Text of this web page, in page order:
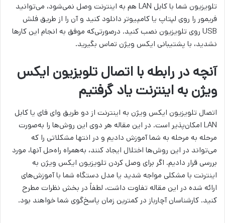
تلویزیون شما با کابل LAN هم به اینترنت وصل نمی‌شود، می‌توانید
فریمور را روی لپتاپ یا کامپیوتر دانلود کنید و آن را از طریق فلش
USB روی تلویزیون نصب کنید. درصورتی‌که موفق به انجام این کارها
نشدید، با پشتیبانی ایکس ویژن تماس بگیرید.
آنچه در رابطه با اتصال تلویزیون ایکس
ویژن به اینترنت یاد گرفتیم
اتصال تلویزیون ایکس ویژن به اینترنت از دو طریق وای فای یا کابل
LAN امکان‌پذیر است. در این مقاله هر دوی این روش‌ها را به‌صورت
مرحله به مرحله به شما آموزش دادیم و در انتها مشکلاتی را که
می‌تواند در این روش‌ها اختلال ایجاد کنند، به‌همراه راه‌حل آنها، مورد
بررسی قرار دادیم. اگر برای وصل کردن تلویزیون ایکس ویژن به
اینترنت با مشکلی مواجه شدید یا مدل دستگاه شما با آموزش‌های
ارائه شده در این مقاله تفاوت داشت، لطفاً در بخش نظرات مطرح
کنید. کارشناسان آچارباز در کمترین زمان پاسخ‌گوی شما خواهند بود.